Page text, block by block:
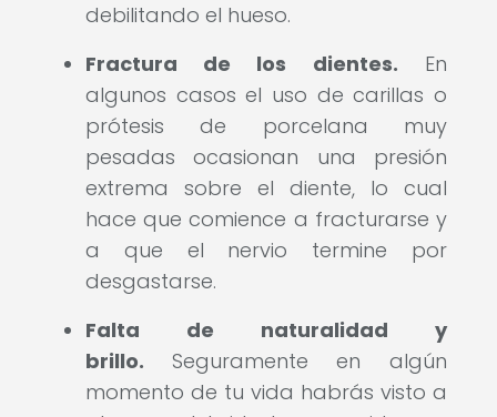
debilitando el hueso.
Fractura de los dientes. En
algunos casos el uso de carillas o
prótesis de porcelana muy
pesadas ocasionan una presión
extrema sobre el diente, lo cual
hace que comience a fracturarse y
a que el nervio termine por
desgastarse.
Falta de naturalidad y
brillo. Seguramente en algún
momento de tu vida habrás visto a